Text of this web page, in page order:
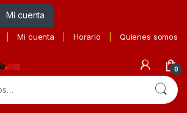
Mí cuenta
Mi cuenta Horario Quienes somos
0